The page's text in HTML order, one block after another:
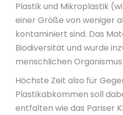
Plastik und Mikroplastik
einer Größe von weniger
kontaminiert sind. Das
Biodiversität und wurde
menschlichen
Höchste Zeit also für
Plastikabkommen soll
entfalten wie das Pariser